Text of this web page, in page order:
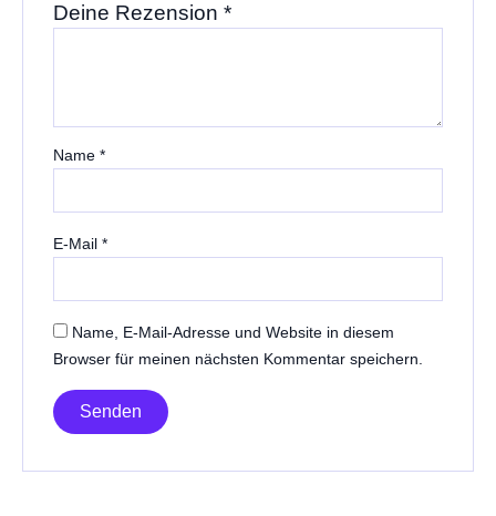
Deine Rezension *
Name *
E-Mail *
Name, E-Mail-Adresse und Website in diesem
Browser für meinen nächsten Kommentar speichern.